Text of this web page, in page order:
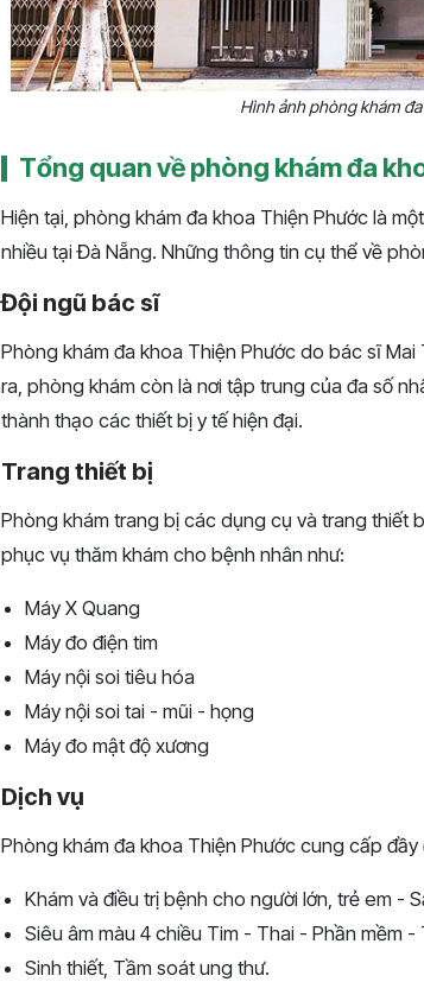
Hình ảnh phòng khám
Tổng quan về phòng khám đa
Hiện tại, phòng khám đa khoa Thiện Phước là
nhiều tại Đà Nẵng. Những thông tin cụ thể về
Đội ngũ bác sĩ
Phòng khám đa khoa Thiện Phước do bác sĩ
ra, phòng khám còn là nơi tập trung của đa số
thành thạo các thiết bị y tế hiện đại.
Trang thiết bị
Phòng khám trang bị các dụng cụ và trang thiết
phục vụ thăm khám cho bệnh nhân như:
Máy X Quang
Máy đo điện tim
Máy nội soi tiêu hóa
Máy nội soi tai - mũi - họng
Máy đo mật độ xương
Dịch vụ
Phòng khám đa khoa Thiện Phước cung cấp
Khám và điều trị bệnh cho người lớn, trẻ em -
Siêu âm màu 4 chiều Tim - Thai - Phần mềm
Sinh thiết, Tầm soát ung thư.